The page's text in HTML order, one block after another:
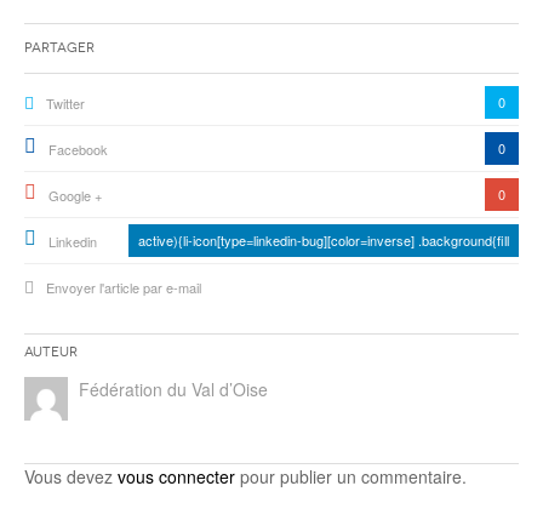
Partager
Twitter 0
Facebook 0
Google + 0
Linkedin active){li-icon[type=linkedin-bug][color=inverse] .background{fill
Envoyer l'article par e-mail
Auteur
Fédération du Val d’Oise
Vous devez vous connecter pour publier un commentaire.